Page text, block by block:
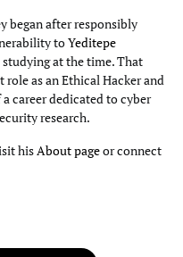
began after responsibly
toYeditepe
studying at the time. That
as an Ethical Hacker and
career dedicated to cyber
research.
hisAbout pageor connect